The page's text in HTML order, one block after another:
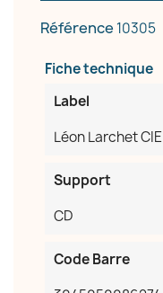
Référence 10305
Fiche technique
Label
Léon Larchet CIE
Support
CD
Code Barre